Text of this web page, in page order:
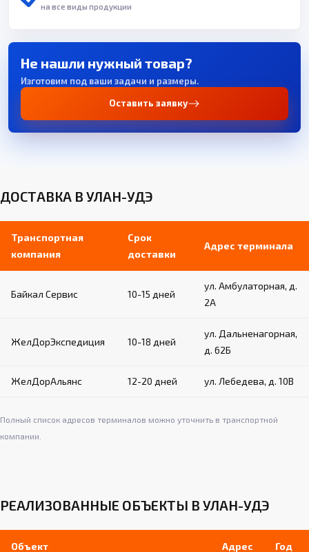
на все виды продукции
Не нашли нужный товар?
Изготовим под ваши задачи и размеры.
Оставить заявку
ДОСТАВКА В УЛАН-УДЭ
Транспортная
компания
Срок
доставки
Адрес терминала
Байкал Сервис 10-15 дней
ул. Амбулаторная, д.
2А
ЖелДорЭкспедиция 10-18 дней
ул. Дальненагорная,
д. 62Б
ЖелДорАльянс 12-20 дней ул. Лебедева, д. 10В
Полный список адресов терминалов можно уточнить в транспортной
компании.
РЕАЛИЗОВАННЫЕ ОБЪЕКТЫ В УЛАН-УДЭ
Объект Адрес Год